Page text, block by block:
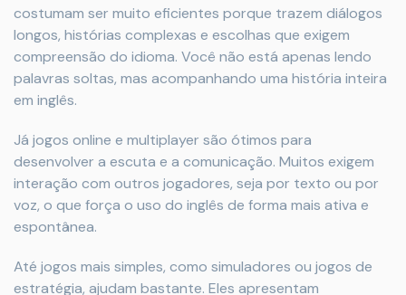
costumam ser muito eficientes porque trazem diálogos
longos, histórias complexas e escolhas que exigem
compreensão do idioma. Você não está apenas lendo
palavras soltas, mas acompanhando uma história inteira
em inglês.
Já jogos online e multiplayer são ótimos para
desenvolver a escuta e a comunicação. Muitos exigem
interação com outros jogadores, seja por texto ou por
voz, o que força o uso do inglês de forma mais ativa e
espontânea.
Até jogos mais simples, como simuladores ou jogos de
estratégia, ajudam bastante. Eles apresentam